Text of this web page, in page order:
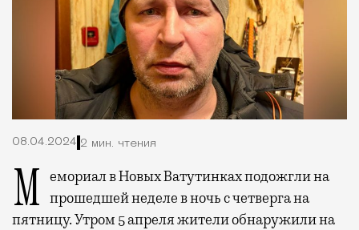
08.04.2024 2 мин. чтения
Мемориал в Новых Ватутинках подожгли на прошедшей неделе в ночь с четверга на
пятницу. Утром 5 апреля жители обнаружили на